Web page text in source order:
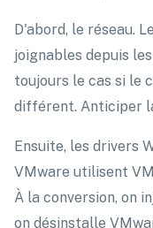
D'abord, le réseau.
joignables depuis
toujours le cas si le
différent. Anticiper
Ensuite, les drivers
VMware utilisent
À la conversion, on
on désinstalle